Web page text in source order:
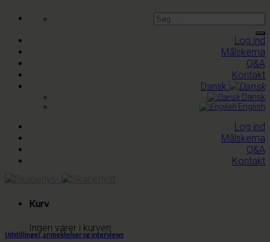
Skip
content
Søg
efter:
Log ind
Målskema
Q&A
Kontakt
Dansk
Dansk
English
Log ind
Målskema
Q&A
Kontakt
Kurv
Ingen varer i kurven.
Udstillinger, anmeldelser og interviews